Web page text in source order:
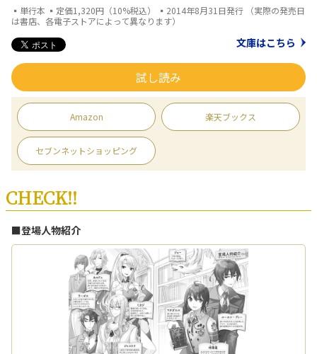
▪単行本 ▪定価1,320円（10%税込） ▪2014年8月31日発行 （実際の発売日
は書店、各電子ストアによって異なります）
文庫はこちら
試し読み
Amazon 楽天ブックス
セブンネットショッピング
CHECK!!
■登場人物紹介